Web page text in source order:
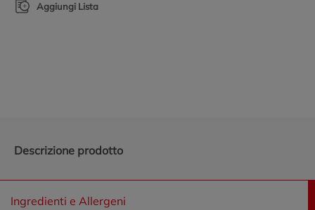
Aggiungi Lista
Descrizione prodotto
Ingredienti e Allergeni